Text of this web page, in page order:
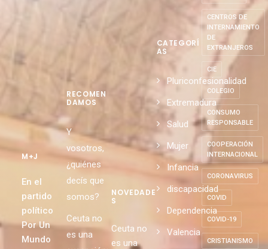
M+J
En el
partido
político
Por Un
Mundo
RECOMEN
DAMOS
Y
vosotros,
¿quiénes
decís que
somos?
Ceuta no
es una
NOVEDADE
S
Ceuta no
es una
CATEGORÍ
AS
Pluriconfesionalidad
Extremadura
Salud
Mujer
Infancia
discapacidad
Dependencia
Valencia
CENTROS DE
INTERNAMIENTO
DE
EXTRANJEROS
CIE
COLEGIO
CONSUMO
RESPONSABLE
COOPERACIÓN
INTERNACIONAL
CORONAVIRUS
COVID
COVID-19
CRISTIANISMO